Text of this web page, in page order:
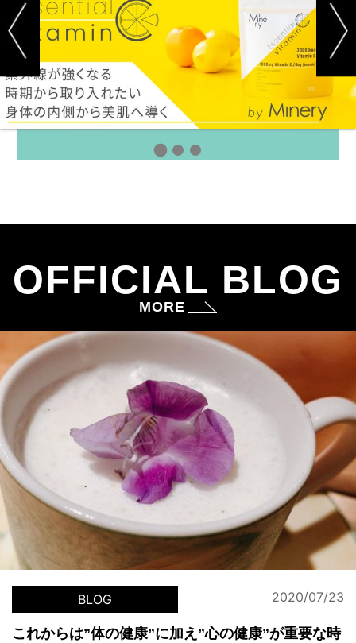
OFFICIAL BLOG
MORE
BLOG 2020/07/23
これからは”体の健康”に加え”心の健康”が重要な時